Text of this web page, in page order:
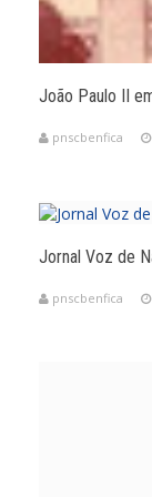
João Paulo II
pnscbenfica
Jornal Voz de
pnscbenfica